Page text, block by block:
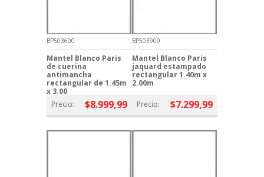
BP503600
Mantel Blanco Paris
de cuerina
antimancha
rectangular de 1.45m
x 3.00
Precio:
$8.999,99
BP503900
Mantel Blanco Paris
jaquard estampado
rectangular 1.40m x
2.00m
Precio: $7.299,99